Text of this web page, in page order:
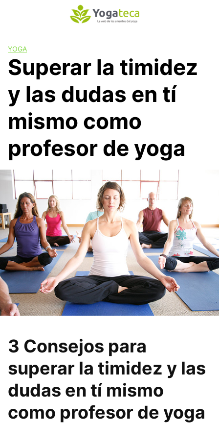
i
YOGA
Superar la timidez
y las dudas en tí
mismo como
profesor de yoga
3 Consejos para
superar la timidez y las
dudas en tí mismo
como profesor de yoga